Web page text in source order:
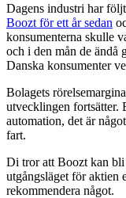
Dagens industri har
Boozt för ett år sedan
konsumenterna skulle
och i den mån de ändå
Danska konsumenter
Bolagets
utvecklingen fortsätter.
automation, det är
fart.
Di tror att Boozt kan bli
utgångsläget för aktien
rekommendera något.